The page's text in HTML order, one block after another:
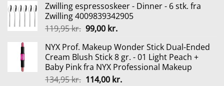
pris
var:
399,00 kr..
pris
er:
Zwilling espressoskeer - Dinner - 6 stk. fra
Zwilling 4009839342905
119,95kr. Den
pris
var:
119,95 kr..
99,00 kr.Den
pris
er:
99,00 kr..
NYX Prof. Makeup Wonder Stick Dual-Ended
Cream Blush Stick 8 gr. - 01 Light Peach +
Baby Pink fra NYX Professional Makeup
134,95kr. Den
114,00 kr.Den